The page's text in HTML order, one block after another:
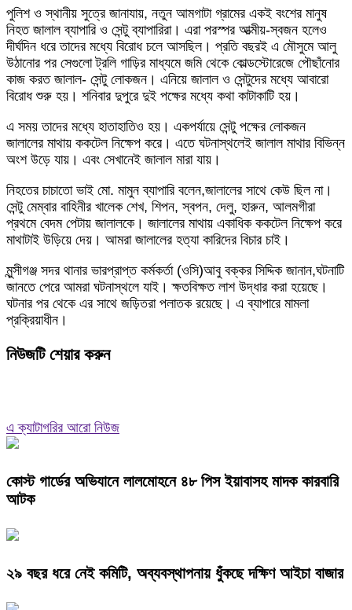
পুলিশ ও স্থানীয় সুত্রে জানাযায়, নতুন আমগাটা গ্রামের একই বংশের মানুষ
নিহত জালাল ব্যাপারি ও সেন্টু ব্যাপারিরা। এরা পরস্পর আত্মীয়-স্বজন হলেও
দীর্ঘদিন ধরে তাদের মধ্যে বিরোধ চলে আসছিল। প্রতি বছরই এ মৌসুমে আলু
উঠানোর পর সেগুলো ট্রলি গাড়ির মাধ্যমে জমি থেকে কোল্ডস্টোরেজে পৌছাঁনোর
কাজ করত জালাল- সেন্টু লোকজন। এনিয়ে জালাল ও সেন্টুদের মধ্যে আবারো
বিরোধ শুরু হয়। শনিবার দুপুরে দুই পক্ষের মধ্যে কথা কাটাকাটি হয়।
এ সময় তাদের মধ্যে হাতাহাতিও হয়। একপর্যায়ে সেন্টু পক্ষের লোকজন
জালালের মাথায় ককটেল নিক্ষেপ করে। এতে ঘটনাস্থলেই জালাল মাথার বিভিন্ন
অংশ উড়ে যায়। এবং সেখানেই জালাল মারা যায়।
নিহতের চাচাতো ভাই মো. মামুন ব্যাপারি বলেন,জালালের সাথে কেউ ছিল না।
সেন্টু মেম্বার বাহিনীর খালেক শেখ, শিপন, স্বপন, দেলু, হারুন, আলমগীরা
প্রথমে বেদম পেটায় জালালকে। জালালের মাথায় একাধিক ককটেল নিক্ষেপ করে
মাথাটাই উড়িয়ে দেয়। আমরা জালালের হত্যা কারিদের বিচার চাই।
মুন্সীগঞ্জ সদর থানার ভারপ্রাপ্ত কর্মকর্তা (ওসি)আবু বক্কর সিদ্দিক জানান,ঘটনাটি
জানতে পেরে আমরা ঘটনাস্থলে যাই। ক্ষতবিক্ষত লাশ উদ্ধার করা হয়েছে।
ঘটনার পর থেকে এর সাথে জড়িতরা পলাতক রয়েছে। এ ব্যাপারে মামলা
প্রক্রিয়াধীন।
নিউজটি শেয়ার করুন
এ ক্যাটাগরির আরো নিউজ
কোস্ট গার্ডের অভিযানে লালমোহনে ৪৮ পিস ইয়াবাসহ মাদক কারবারি
আটক
২৯ বছর ধরে নেই কমিটি, অব্যবস্থাপনায় ধুঁকছে দক্ষিণ আইচা বাজার